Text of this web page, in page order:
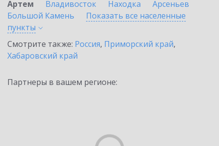
Артем
Владивосток Находка
Арсеньев
Большой Камень
Показать все населенные
пункты
Смотрите также: Россия, Приморский край,
Хабаровский край
Партнеры в вашем регионе: